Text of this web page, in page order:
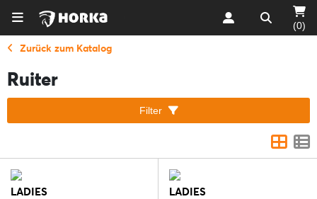
(0)
Zurück zum Katalog
Ruiter
Filter
LADIES
LADIES